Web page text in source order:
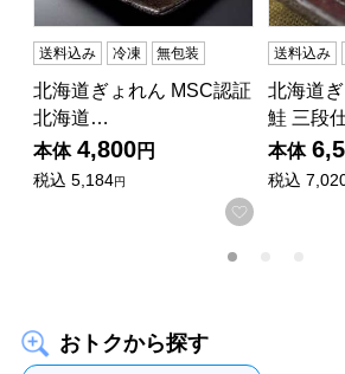
送料込み 冷凍 無包装
北海道ぎょれん MSC認証
北海道…
本体 4,800円
税込 5,184円
お気に入り
送料込み
北海道
鮭 三段
本体
税込
おトクから探す